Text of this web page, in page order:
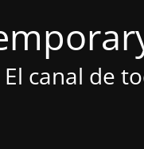
El canal de